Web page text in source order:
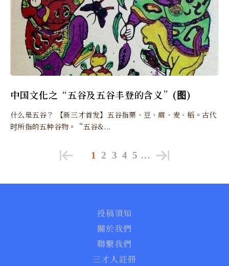
中国文化之“五谷及五谷丰登的含义”(图)
什么是五谷？ 【新三才首发】五谷指粟、豆、麻、麦、稻。古代
时所指的五种谷物。“五谷&...
1 2 3 4 5 …
投稿須知
關於我們
聯繫我們
三才人註冊